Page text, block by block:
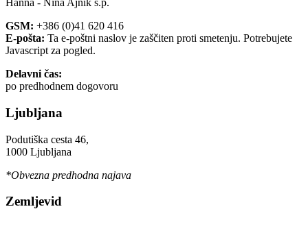
Hanna - Nina Ajnik s.p.
GSM: +386 (0)41 620 416
E-pošta: Ta e-poštni naslov je zaščiten proti smetenju. Potrebujete
Javascript za pogled.
Delavni čas:
po predhodnem dogovoru
Ljubljana
Podutiška cesta 46,
1000 Ljubljana
*Obvezna predhodna najava
Zemljevid